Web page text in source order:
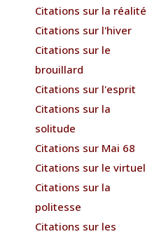
Citations sur la réalité
Citations sur l'hiver
Citations sur le
brouillard
Citations sur l'esprit
Citations sur la
solitude
Citations sur Mai 68
Citations sur le virtuel
Citations sur la
politesse
Citations sur les